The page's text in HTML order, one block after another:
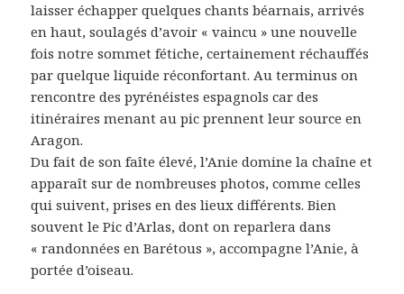
laisser échapper quelques chants béarnais, arrivés
en haut, soulagés d’avoir « vaincu » une nouvelle
fois notre sommet fétiche, certainement réchauffés
par quelque liquide réconfortant. Au terminus on
rencontre des pyrénéistes espagnols car des
itinéraires menant au pic prennent leur source en
Aragon.
Du fait de son faîte élevé, l’Anie domine la chaîne et
apparaît sur de nombreuses photos, comme celles
qui suivent, prises en des lieux différents. Bien
souvent le Pic d’Arlas, dont on reparlera dans
« randonnées en Barétous », accompagne l’Anie, à
portée d’oiseau.